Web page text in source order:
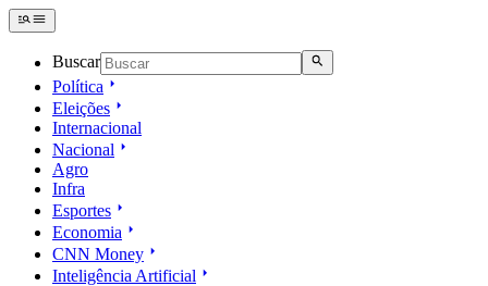
Buscar
Política
Eleições
Internacional
Nacional
Agro
Infra
Esportes
Economia
CNN Money
Inteligência Artificial